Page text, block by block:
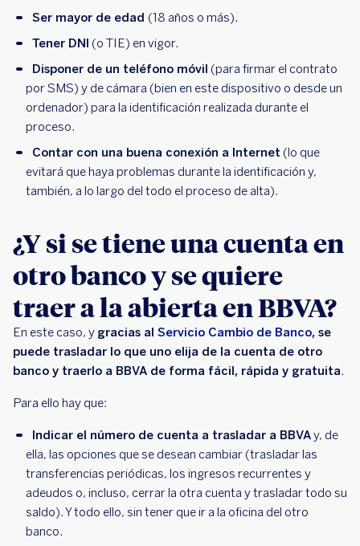
Ser mayor de edad (18 años o más).
Tener DNI (o TIE) en vigor.
Disponer de un teléfono móvil (para firmar el contrato
por SMS) y de cámara (bien en este dispositivo o desde un
ordenador) para la identificación realizada durante el
proceso.
Contar con una buena conexión a Internet (lo que
evitará que haya problemas durante la identificación y,
también, a lo largo del todo el proceso de alta).
¿Y si se tiene una cuenta en
otro banco y se quiere
traer a la abierta en BBVA?
En este caso, y gracias al Servicio Cambio de Banco, se
puede trasladar lo que uno elija de la cuenta de otro
banco y traerlo a BBVA de forma fácil, rápida y gratuita.
Para ello hay que:
Indicar el número de cuenta a trasladar a BBVAy, de
ella, las opciones que se desean cambiar (trasladar las
transferencias periódicas, los ingresos recurrentes y
adeudos o, incluso, cerrar la otra cuenta y trasladar todo su
saldo). Y todo ello, sin tener que ir a la oficina del otro
banco.